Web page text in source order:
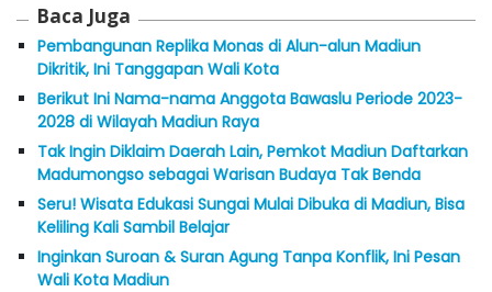
Baca Juga
Pembangunan Replika Monas di Alun-alun Madiun
Dikritik, Ini Tanggapan Wali Kota
Berikut Ini Nama-nama Anggota Bawaslu Periode 2023-
2028 di Wilayah Madiun Raya
Tak Ingin Diklaim Daerah Lain, Pemkot Madiun Daftarkan
Madumongso sebagai Warisan Budaya Tak Benda
Seru! Wisata Edukasi Sungai Mulai Dibuka di Madiun, Bisa
Keliling Kali Sambil Belajar
Inginkan Suroan & Suran Agung Tanpa Konflik, Ini Pesan
Wali Kota Madiun